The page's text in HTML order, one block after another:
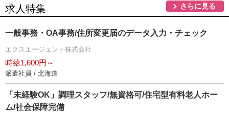
求人特集 さらに見る
一般事務・OA事務/住所変更届のデータ入力・チェック
エクスエージェント株式会社
時給1,600円～
派遣社員 / 北海道
「未経験OK」調理スタッフ/無資格可/住宅型有料老人ホー
ム/社会保障完備